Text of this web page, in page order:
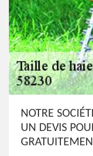
NOTRE
UN DEVIS